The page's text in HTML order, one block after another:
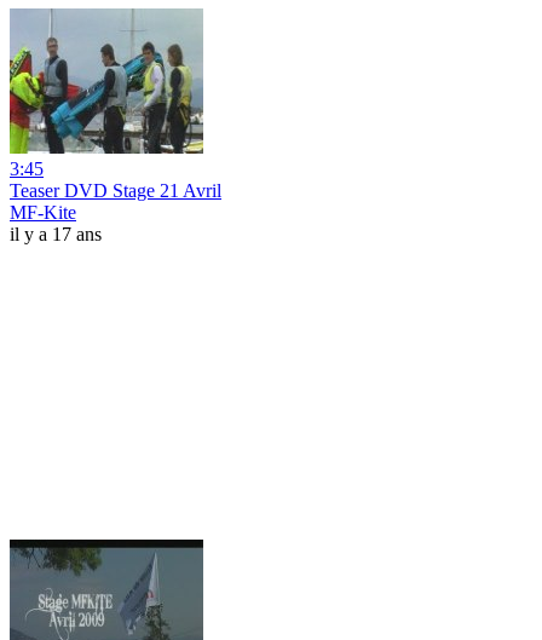
3:45
Teaser DVD Stage 21 Avril
MF-Kite
il y a 17 ans